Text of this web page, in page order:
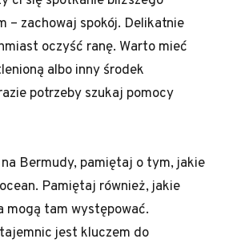
– zachowaj spokój. Delikatnie
oczyść ranę. Warto mieć
albo inny środek
potrzeby szukaj pomocy
Bermudy, pamiętaj o tym, jakie
Pamiętaj również, jakie
mogą tam występować.
jest kluczem do